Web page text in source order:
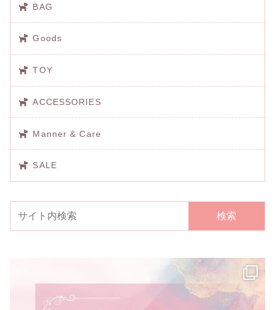
BAG
Goods
TOY
ACCESSORIES
Manner & Care
SALE
検索